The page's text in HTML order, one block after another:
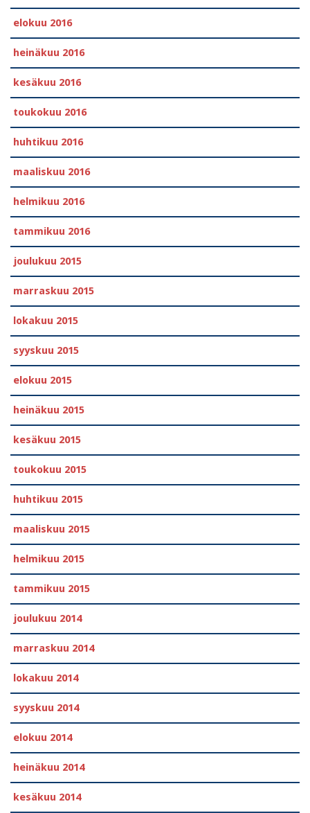
elokuu 2016
heinäkuu 2016
kesäkuu 2016
toukokuu 2016
huhtikuu 2016
maaliskuu 2016
helmikuu 2016
tammikuu 2016
joulukuu 2015
marraskuu 2015
lokakuu 2015
syyskuu 2015
elokuu 2015
heinäkuu 2015
kesäkuu 2015
toukokuu 2015
huhtikuu 2015
maaliskuu 2015
helmikuu 2015
tammikuu 2015
joulukuu 2014
marraskuu 2014
lokakuu 2014
syyskuu 2014
elokuu 2014
heinäkuu 2014
kesäkuu 2014